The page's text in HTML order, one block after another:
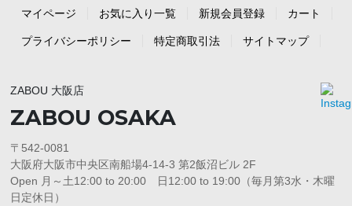
マイページ お気に入り一覧 新規会員登録 カート
プライバシーポリシー 特定商取引法 サイトマップ
ZABOU 大阪店
ZABOU OSAKA
〒542-0081
大阪府大阪市中央区南船場4-14-3 第2飯沼ビル 2F
Open 月～土12:00 to 20:00 日12:00 to 19:00（毎月第3水・木曜
日定休日）